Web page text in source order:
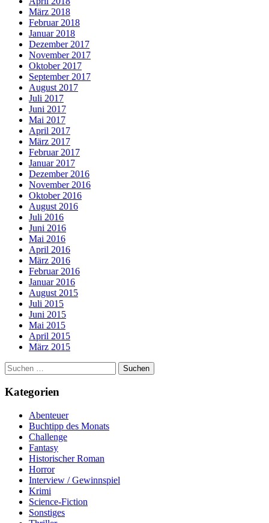
März 2018
Februar 2018
Januar 2018
Dezember 2017
November 2017
Oktober 2017
September 2017
August 2017
Juli 2017
Juni 2017
Mai 2017
April 2017
März 2017
Februar 2017
Januar 2017
Dezember 2016
November 2016
Oktober 2016
August 2016
Juli 2016
Juni 2016
Mai 2016
April 2016
März 2016
Februar 2016
Januar 2016
August 2015
Juli 2015
Juni 2015
Mai 2015
April 2015
März 2015
Suchen
nach:
Kategorien
Abenteuer
Buchtipp des Monats
Challenge
Fantasy
Historischer Roman
Horror
Interview / Gewinnspiel
Krimi
Science-Fiction
Sonstiges